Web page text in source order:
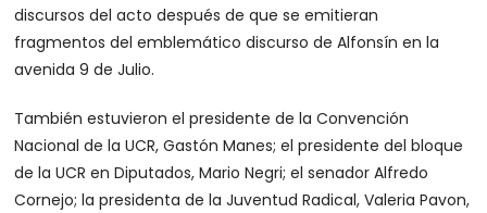
discursos del acto después de que se emitieran
fragmentos del emblemático discurso de Alfonsín en la
avenida 9 de Julio.
También estuvieron el presidente de la Convención
Nacional de la UCR, Gastón Manes; el presidente del bloque
de la UCR en Diputados, Mario Negri; el senador Alfredo
Cornejo; la presidenta de la Juventud Radical, Valeria Pavon,